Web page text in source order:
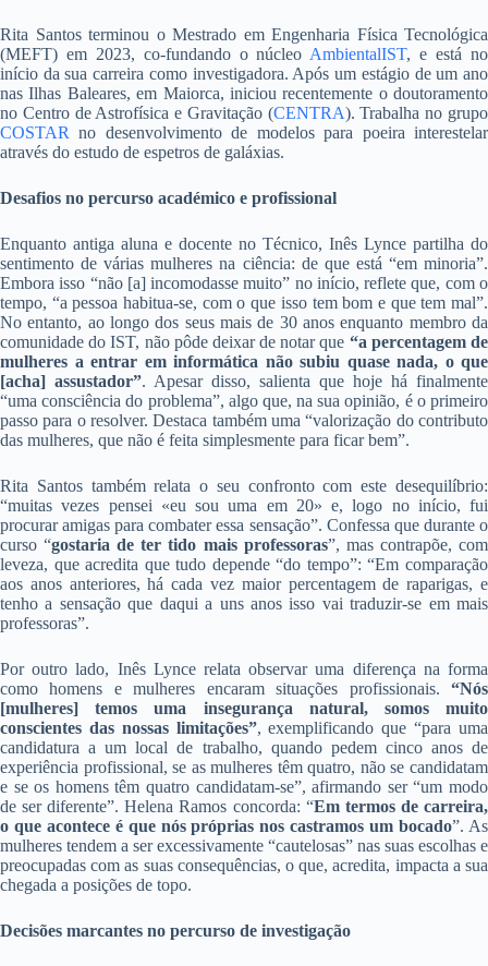
Rita Santos terminou o Mestrado em Engenharia Física Tecnológica
(MEFT) em 2023, co-fundando o núcleo AmbientalIST, e está no
início da sua carreira como investigadora. Após um estágio de um ano
nas Ilhas Baleares, em Maiorca, iniciou recentemente o doutoramento
no Centro de Astrofísica e Gravitação (CENTRA). Trabalha no grupo
COSTAR no desenvolvimento de modelos para poeira interestelar
através do estudo de espetros de galáxias.
Desafios no percurso académico e profissional
Enquanto antiga aluna e docente no Técnico, Inês Lynce partilha do
sentimento de várias mulheres na ciência: de que está “em minoria”.
Embora isso “não [a] incomodasse muito” no início, reflete que, com o
tempo, “a pessoa habitua-se, com o que isso tem bom e que tem mal”.
No entanto, ao longo dos seus mais de 30 anos enquanto membro da
comunidade do IST, não pôde deixar de notar que “a percentagem de
mulheres a entrar em informática não subiu quase nada, o que
[acha] assustador”. Apesar disso, salienta que hoje há finalmente
“uma consciência do problema”, algo que, na sua opinião, é o primeiro
passo para o resolver. Destaca também uma “valorização do contributo
das mulheres, que não é feita simplesmente para ficar bem”.
Rita Santos também relata o seu confronto com este desequilíbrio:
“muitas vezes pensei «eu sou uma em 20» e, logo no início, fui
procurar amigas para combater essa sensação”. Confessa que durante o
curso “gostaria de ter tido mais professoras”, mas contrapõe, com
leveza, que acredita que tudo depende “do tempo”: “Em comparação
aos anos anteriores, há cada vez maior percentagem de raparigas, e
tenho a sensação que daqui a uns anos isso vai traduzir-se em mais
professoras”.
Por outro lado, Inês Lynce relata observar uma diferença na forma
como homens e mulheres encaram situações profissionais. “Nós
[mulheres] temos uma insegurança natural, somos muito
conscientes das nossas limitações”, exemplificando que “para uma
candidatura a um local de trabalho, quando pedem cinco anos de
experiência profissional, se as mulheres têm quatro, não se candidatam
e se os homens têm quatro candidatam-se”, afirmando ser “um modo
de ser diferente”. Helena Ramos concorda: “Em termos de carreira,
o que acontece é que nós próprias nos castramos um bocado”. As
mulheres tendem a ser excessivamente “cautelosas” nas suas escolhas e
preocupadas com as suas consequências, o que, acredita, impacta a sua
chegada a posições de topo.
Decisões marcantes no percurso de investigação